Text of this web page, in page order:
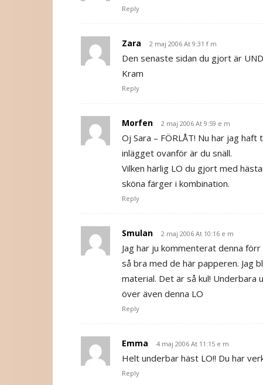
Reply
Zara 2 maj 2006 At 9:31 f m
Den senaste sidan du gjort är
Kram
Reply
Morfen 2 maj 2006 At 9:59 e m
Oj Sara – FÖRLÅT! Nu har jag
inlägget ovanför är du snäll.
Vilken härlig LO du gjort med
sköna färger i kombination.
Reply
Smulan 2 maj 2006 At 10:16 e m
Jag har ju kommenterat denna
så bra med de här papperen. Jag
material. Det är så kul! Underbara
över även denna LO
Reply
Emma 4 maj 2006 At 11:15 e m
Helt underbar häst LO!! Du har
Reply